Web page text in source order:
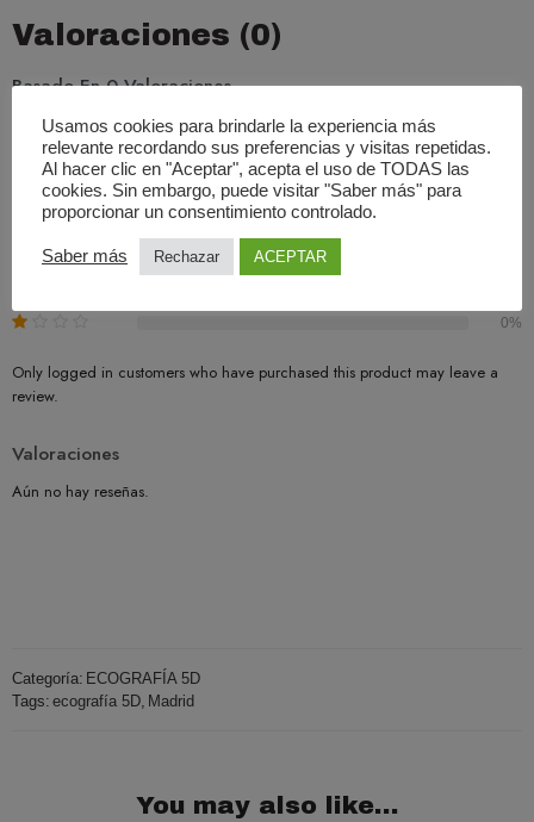
Valoraciones (0)
Basado En 0 Valoraciones
0.00Promedio
0%
Only logged in customers who have purchased this product may leave a
review.
Valoraciones
Aún no hay reseñas.
Categoría: ECOGRAFÍA 5D
Tags: ecografía 5D, Madrid
You may also like…
Usamos cookies para brindarle la experiencia más
relevante recordando sus preferencias y visitas repetidas.
Al hacer clic en "Aceptar", acepta el uso de TODAS las
cookies. Sin embargo, puede visitar "Saber más" para
proporcionar un consentimiento controlado.
Saber más Rechazar ACEPTAR